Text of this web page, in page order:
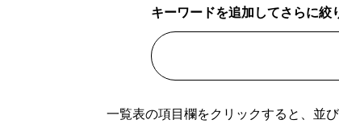
キーワードを追加してさらに絞
一覧表の項目欄をクリックすると、並